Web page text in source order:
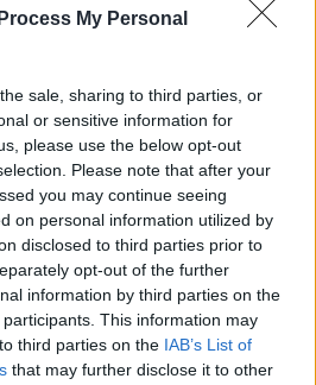
My Personal
sale, sharing to third parties, or
or sensitive information for
please use the below opt-out
Please note that after your
you may continue seeing
on personal information utilized by
disclosed to third parties prior to
opt-out of the further
information by third parties on the
participants. This information may
third parties on the IAB’s List of
that may further disclose it to other
γιορτάζει
με τον γιο
-
με το
η ταχύτητα» – Η ανάλυση
το σφοδρό δυστύχημα